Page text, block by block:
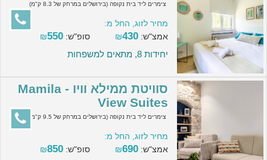
צימרים ליד בית נקופה (בירושלים במרחק של 8.3 ק"מ)
מחיר לזוג, החל מ:
אמצ"ש:
₪430 סופ"ש: ₪550
יחידות 8, מתאים למשפחות
סוויטת ממילא וויו - Mamila
View Suites
צימרים ליד בית נקופה (בירושלים במרחק של 9.5 ק"מ)
מחיר לזוג, החל מ:
אמצ"ש:
₪690 סופ"ש: ₪850